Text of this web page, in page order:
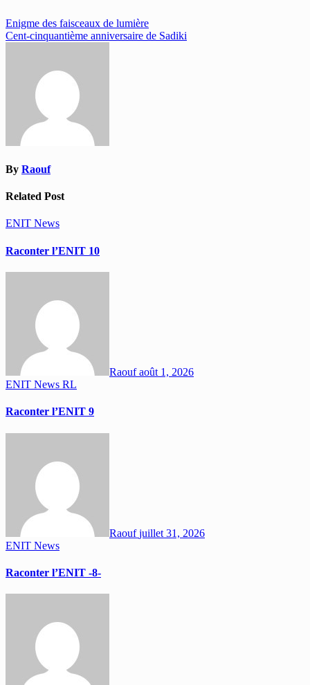
Navigation
de
Enigme des faisceaux de lumière
Cent-cinquantième anniversaire de Sadiki
By Raouf
Related Post
ENIT News
Raconter l’ENIT 10
Raoufaoût 1, 2026
ENIT News RL
Raconter l’ENIT 9
Raoufjuillet 31, 2026
ENIT News
Raconter l’ENIT -8-